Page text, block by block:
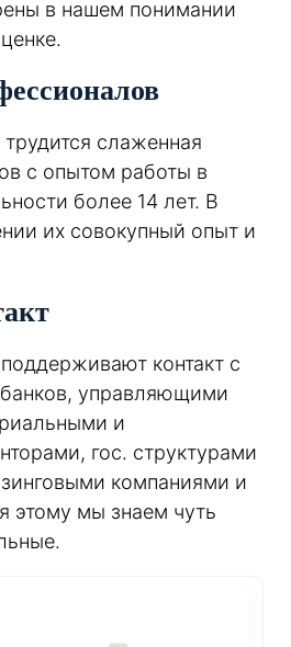
в нашем понимании
слаженная
с опытом работы в
более 14 лет. В
их совокупный опыт и
контакт с
управляющими
и
гос. структурами
компаниями и
этому мы знаем чуть